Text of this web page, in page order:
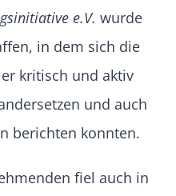
e.V. wurde
in dem sich die
kritisch und aktiv
und auch
berichten konnten.
fiel auch in